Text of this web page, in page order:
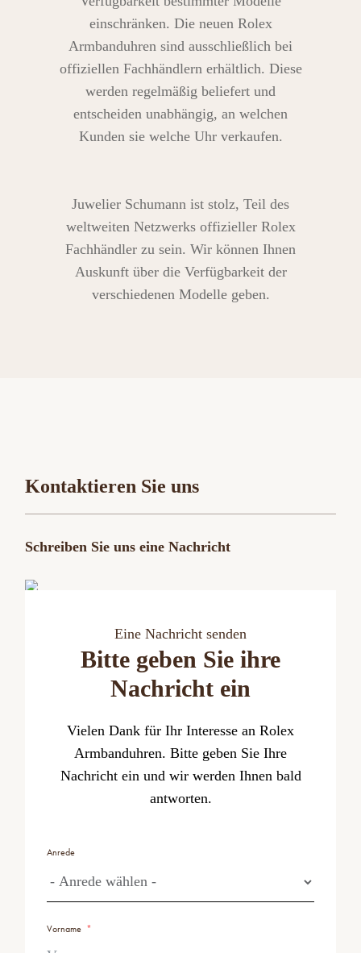
einschränken. Die neuen Rolex
Armbanduhren sind ausschließlich bei
offiziellen Fachhändlern erhältlich. Diese
werden regelmäßig beliefert und
entscheiden unabhängig, an welchen
Kunden sie welche Uhr verkaufen.
Juwelier Schumann ist stolz, Teil des
weltweiten Netzwerks offizieller Rolex
Fachhändler zu sein. Wir können Ihnen
Auskunft über die Verfügbarkeit der
verschiedenen Modelle geben.
Kontaktieren Sie uns
Schreiben Sie uns eine Nachricht
Eine Nachricht senden
Bitte geben Sie ihre
Nachricht ein
Vielen Dank für Ihr Interesse an Rolex
Armbanduhren. Bitte geben Sie Ihre
Nachricht ein und wir werden Ihnen bald
antworten.
Anrede
Vorname